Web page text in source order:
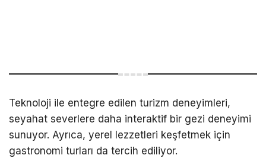
Teknoloji ile entegre edilen turizm deneyimleri,
seyahat severlere daha interaktif bir gezi deneyimi
sunuyor. Ayrıca, yerel lezzetleri keşfetmek için
gastronomi turları da tercih ediliyor.